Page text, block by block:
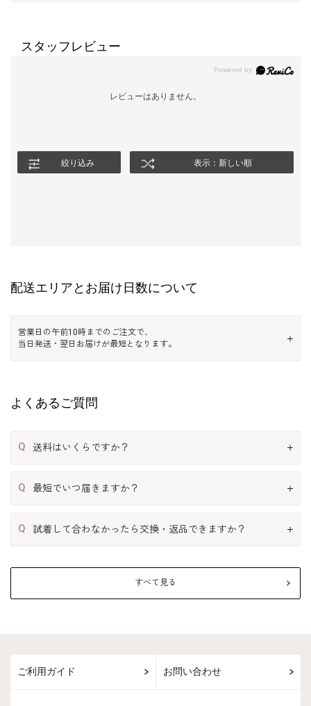
スタッフレビュー
レビューはありません。
絞り込み 表示：新しい順
配送エリアとお届け日数について
営業日の午前10時までのご注文で、
当日発送・翌日お届けが最短となります。
よくあるご質問
Q 送料はいくらですか？
Q 最短でいつ届きますか？
Q 試着して合わなかったら交換・返品できますか？
すべて見る
ご利用ガイド お問い合わせ